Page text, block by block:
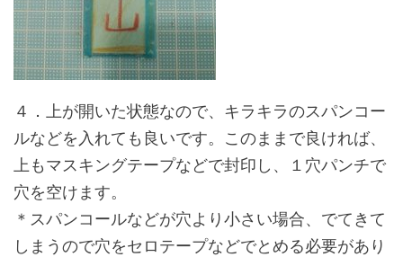
４．上が開いた状態なので、キラキラのスパンコー
ルなどを入れても良いです。このままで良ければ、
上もマスキングテープなどで封印し、１穴パンチで
穴を空けます。
＊スパンコールなどが穴より小さい場合、でてきて
しまうので穴をセロテープなどでとめる必要があり